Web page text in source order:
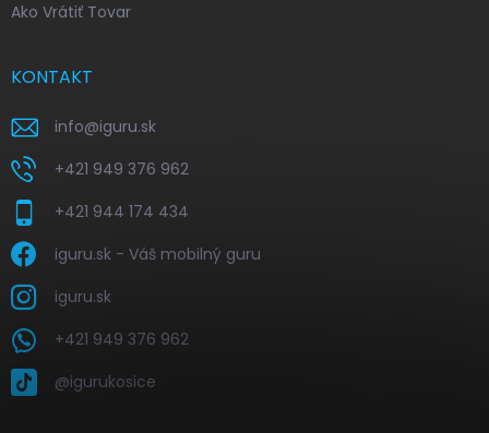
Ako Vrátiť Tovar
KONTAKT
info@iguru.sk
+421 949 376 962
+421 944 174 434
iguru.sk - Váš mobilný guru
iguru.sk
+421 949 376 962
@igurukosice